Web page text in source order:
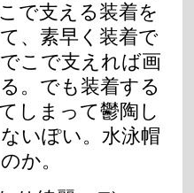
で支える装着を
、素早く装着で
こで支えれば画
。でも装着する
しまって鬱陶し
いぽい。水泳帽
か。